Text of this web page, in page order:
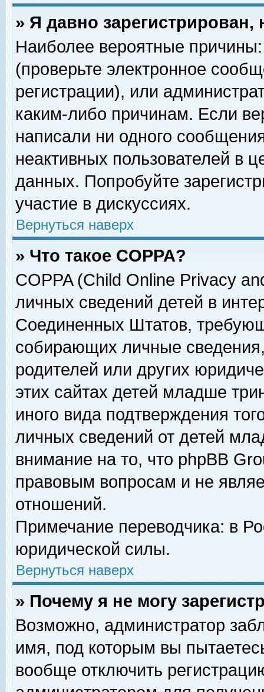
» Я давно
Наиболее вероятные
(проверьте электронное
регистрации), или
каким-либо причинам. Если
написали ни одного
неактивных пользователей в
данных. Попробуйте
участие в дискуссиях.
Вернуться наверх
» Что такое COPPA?
COPPA (Child Online Privacy
личных сведений детей в
Соединенных Штатов,
собирающих личные
родителей или других
этих сайтах детей младше
иного вида подтверждения
личных сведений от детей
внимание на то, что phpBB
правовым вопросам и не
отношений.
Примечание переводчика: в
юридической силы.
Вернуться наверх
» Почему я не могу
Возможно, администратор
имя, под которым вы
вообще отключить